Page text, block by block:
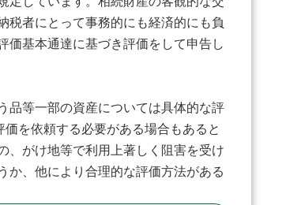
税者にとって事務的にも経済的にも負
価基本通達に基づき評価をして申告し
品等一部の資産については具体的な評
を依頼する必要がある場合もあると
、がけ地等で利用上著しく阻害を受け
か、他により合理的な評価方法がある